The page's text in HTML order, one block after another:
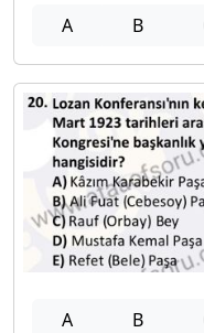
A B
A B